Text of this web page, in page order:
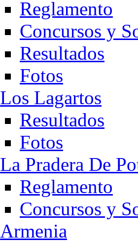
Reglamento
Concursos y
Resultados
Fotos
Los Lagartos
Resultados
Fotos
La Pradera De
Reglamento
Concursos y
Armenia